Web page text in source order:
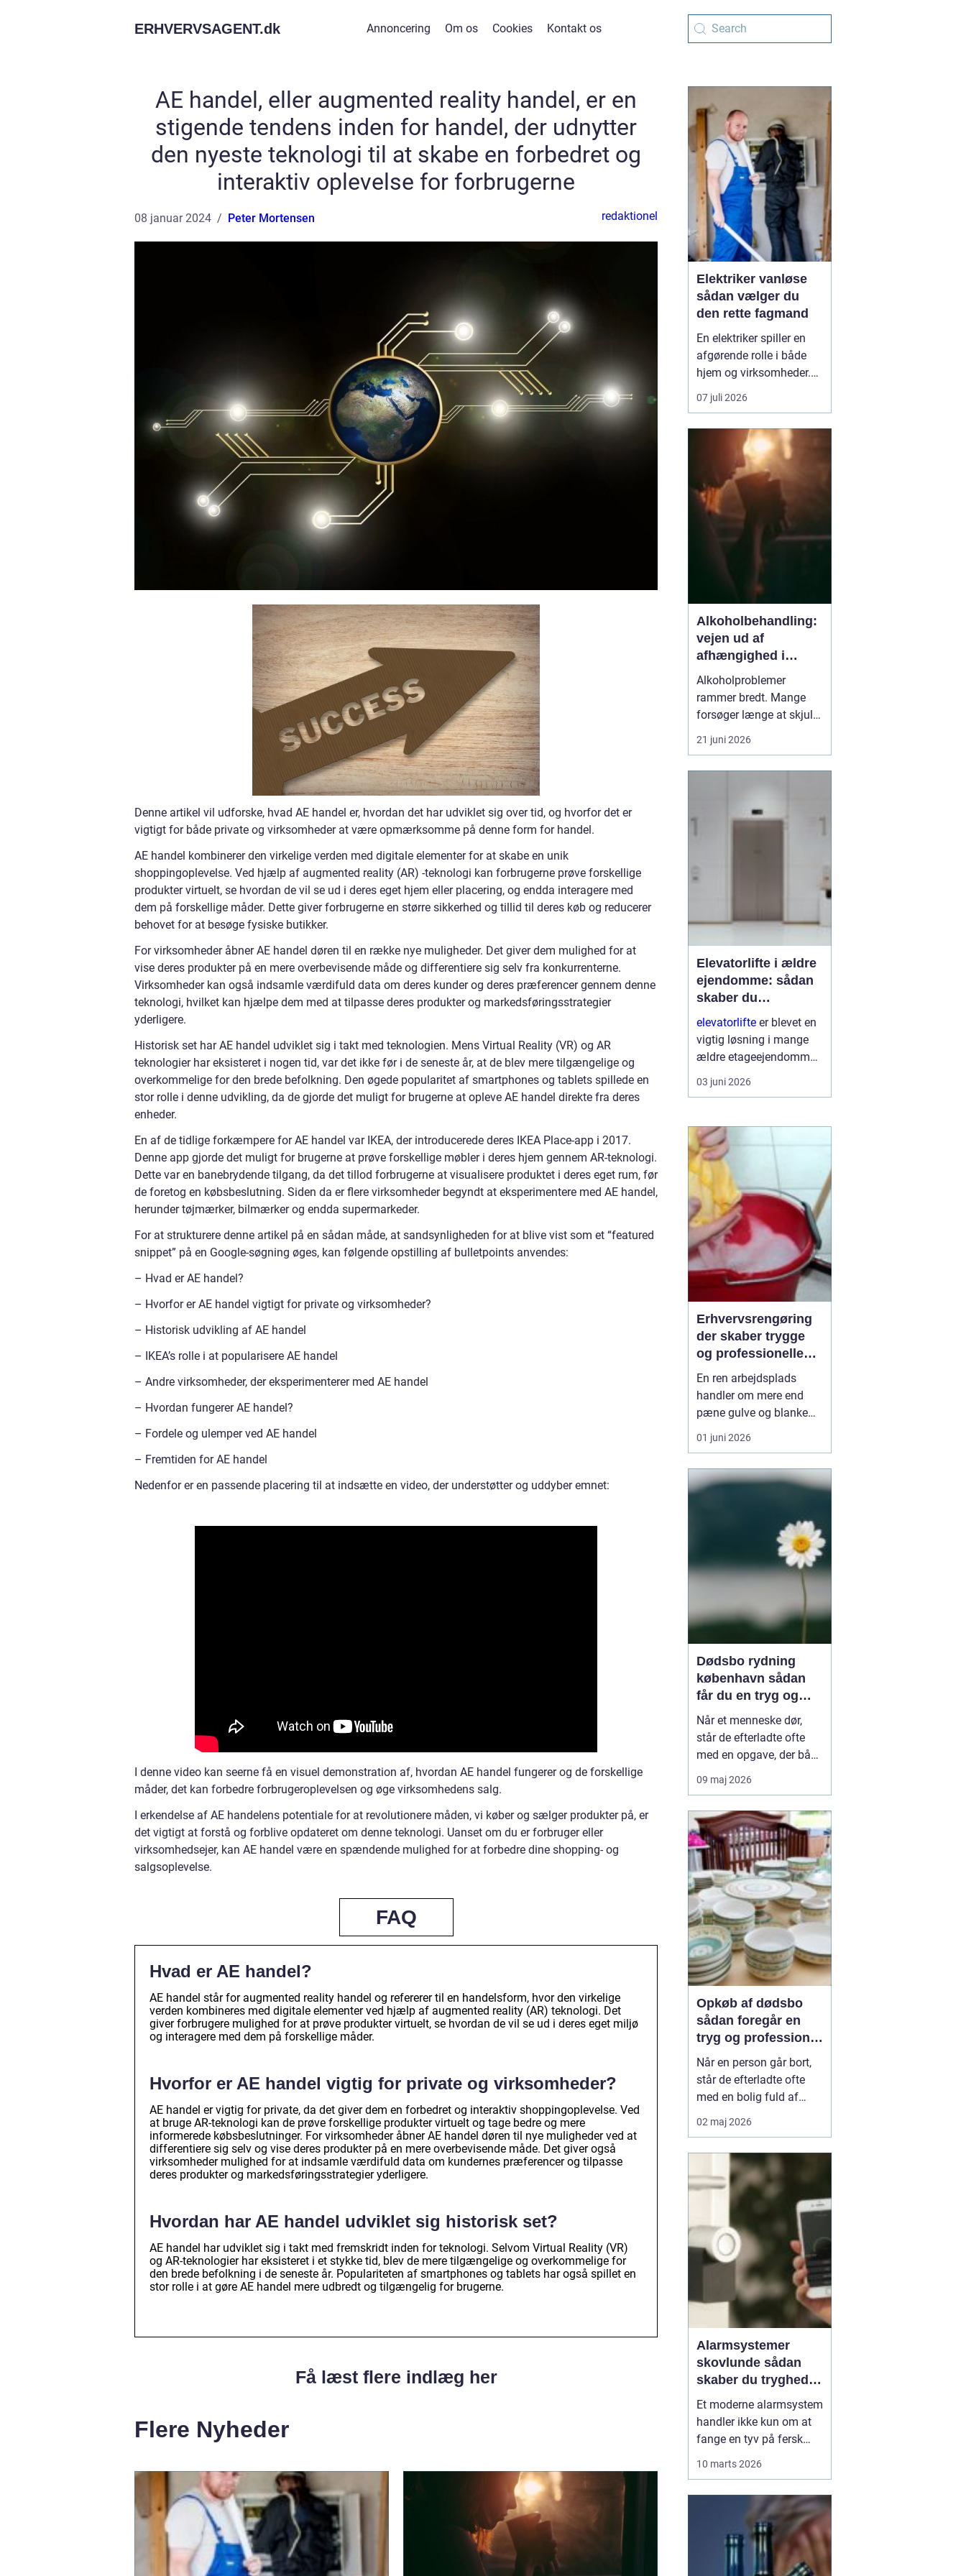
ERHVERVSAGENT.dk Annoncering Om os Cookies Kontakt os
AE handel, eller augmented reality handel, er en
stigende tendens inden for handel, der udnytter
den nyeste teknologi til at skabe en forbedret og
interaktiv oplevelse for forbrugerne
08 januar 2024 Peter Mortensen redaktionel
Denne artikel vil udforske, hvad AE handel er, hvordan det har udviklet sig over tid, og hvorfor det er
vigtigt for både private og virksomheder at være opmærksomme på denne form for handel.
AE handel kombinerer den virkelige verden med digitale elementer for at skabe en unik
shoppingoplevelse. Ved hjælp af augmented reality (AR) -teknologi kan forbrugerne prøve forskellige
produkter virtuelt, se hvordan de vil se ud i deres eget hjem eller placering, og endda interagere med
dem på forskellige måder. Dette giver forbrugerne en større sikkerhed og tillid til deres køb og reducerer
behovet for at besøge fysiske butikker.
For virksomheder åbner AE handel døren til en række nye muligheder. Det giver dem mulighed for at
vise deres produkter på en mere overbevisende måde og differentiere sig selv fra konkurrenterne.
Virksomheder kan også indsamle værdifuld data om deres kunder og deres præferencer gennem denne
teknologi, hvilket kan hjælpe dem med at tilpasse deres produkter og markedsføringsstrategier
yderligere.
Historisk set har AE handel udviklet sig i takt med teknologien. Mens Virtual Reality (VR) og AR
teknologier har eksisteret i nogen tid, var det ikke før i de seneste år, at de blev mere tilgængelige og
overkommelige for den brede befolkning. Den øgede popularitet af smartphones og tablets spillede en
stor rolle i denne udvikling, da de gjorde det muligt for brugerne at opleve AE handel direkte fra deres
enheder.
En af de tidlige forkæmpere for AE handel var IKEA, der introducerede deres IKEA Place-app i 2017.
Denne app gjorde det muligt for brugerne at prøve forskellige møbler i deres hjem gennem AR-teknologi.
Dette var en banebrydende tilgang, da det tillod forbrugerne at visualisere produktet i deres eget rum, før
de foretog en købsbeslutning. Siden da er flere virksomheder begyndt at eksperimentere med AE handel,
herunder tøjmærker, bilmærker og endda supermarkeder.
For at strukturere denne artikel på en sådan måde, at sandsynligheden for at blive vist som et “featured
snippet” på en Google-søgning øges, kan følgende opstilling af bulletpoints anvendes:
– Hvad er AE handel?
– Hvorfor er AE handel vigtigt for private og virksomheder?
– Historisk udvikling af AE handel
– IKEA’s rolle i at popularisere AE handel
– Andre virksomheder, der eksperimenterer med AE handel
– Hvordan fungerer AE handel?
– Fordele og ulemper ved AE handel
– Fremtiden for AE handel
Nedenfor er en passende placering til at indsætte en video, der understøtter og uddyber emnet:
I denne video kan seerne få en visuel demonstration af, hvordan AE handel fungerer og de forskellige
måder, det kan forbedre forbrugeroplevelsen og øge virksomhedens salg.
I erkendelse af AE handelens potentiale for at revolutionere måden, vi køber og sælger produkter på, er
det vigtigt at forstå og forblive opdateret om denne teknologi. Uanset om du er forbruger eller
virksomhedsejer, kan AE handel være en spændende mulighed for at forbedre dine shopping- og
salgsoplevelse.
FAQ
Hvad er AE handel?
AE handel står for augmented reality handel og refererer til en handelsform, hvor den virkelige
verden kombineres med digitale elementer ved hjælp af augmented reality (AR) teknologi. Det
giver forbrugere mulighed for at prøve produkter virtuelt, se hvordan de vil se ud i deres eget miljø
og interagere med dem på forskellige måder.
Hvorfor er AE handel vigtig for private og virksomheder?
AE handel er vigtig for private, da det giver dem en forbedret og interaktiv shoppingoplevelse. Ved
at bruge AR-teknologi kan de prøve forskellige produkter virtuelt og tage bedre og mere
informerede købsbeslutninger. For virksomheder åbner AE handel døren til nye muligheder ved at
differentiere sig selv og vise deres produkter på en mere overbevisende måde. Det giver også
virksomheder mulighed for at indsamle værdifuld data om kundernes præferencer og tilpasse
deres produkter og markedsføringsstrategier yderligere.
Hvordan har AE handel udviklet sig historisk set?
AE handel har udviklet sig i takt med fremskridt inden for teknologi. Selvom Virtual Reality (VR)
og AR-teknologier har eksisteret i et stykke tid, blev de mere tilgængelige og overkommelige for
den brede befolkning i de seneste år. Populariteten af smartphones og tablets har også spillet en
stor rolle i at gøre AE handel mere udbredt og tilgængelig for brugerne.
Få læst flere indlæg her
Flere Nyheder
Elektriker vanløse
sådan vælger du
den rette fagmand
En elektriker spiller en
afgørende rolle i både
hjem og virksomheder.
Elinstallationer skal
være sikre, lovlige og
intelligent, så du får
mest muligt ud af
strømmen. Når du leder
efter en elektriker i
Vanløse, handler det
07 juli 2026
Alkoholbehandling:
vejen ud af
afhængighed i
trygge rammer
Alkoholproblemer
rammer bredt. Mange
forsøger længe at skjule,
hvor meget de drikker,
både for sig selv og for
ud efter hjælp, selv om
alkoholafh&ael...
21 juni 2026
Elevatorlifte i ældre
ejendomme: sådan
skaber du
tilgængelighed og
værdi
elevatorlifte er blevet en
vigtig løsning i mange
ældre etageejendomme,
hvor beboere ønsker
bedre tilgængelighed
husets arkitektur. Mange
boligforeninge...
03 juni 2026
Erhvervsrengøring
der skaber trygge
og professionelle
rammer
En ren arbejdsplads
handler om mere end
pæne gulve og blanke
bordplader. Et kontor, en
klinik eller en institution,
rent, giver ro, bedre
professionelt indtryk.
Mange virksomheder
oplever, at syste...
01 juni 2026
Dødsbo rydning
københavn sådan
får du en tryg og
effektiv løsning
Når et menneske dør,
står de efterladte ofte
med en opgave, der både
er praktisk krævende og
følelsesmæssigt tung:
Særligt i København,
hvor mange boliger er
små, trapperne er smalle,
og parkeringsforholdene
kan være besværlige, ...
09 maj 2026
Opkøb af dødsbo
sådan foregår en
tryg og professionel
proces
Når en person går bort,
står de efterladte ofte
med en bolig fuld af
minder, møbler og
personlige ejendele. Det
overskue både
praktikken og følelserne
på én gang. Mange
vælger derfor at få hjælp
til opkøb af dødsbo, så
rydning, sort...
02 maj 2026
Alarmsystemer
skovlunde sådan
skaber du tryghed i
hverdagens rammer
Et moderne alarmsystem
handler ikke kun om at
fange en tyv på fersk
og de omkringliggende
byer vælger flere og flere
boligejere og
virksomheder
10 marts 2026